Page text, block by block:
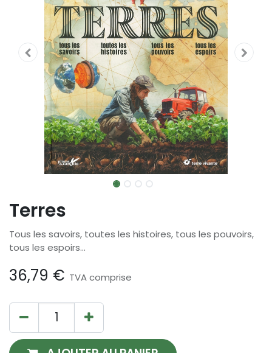
Terres
Tous les savoirs, toutes les histoires, tous les pouvoirs,
tous les espoirs...
36,79 € TVA comprise